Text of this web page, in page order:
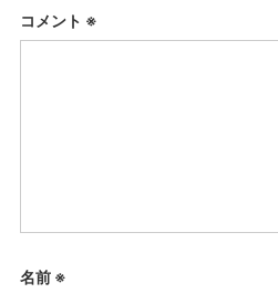
コメント ※
名前 ※